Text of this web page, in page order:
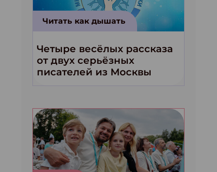
Читать как дышать
Четыре весёлых рассказа
от двух серьёзных
писателей из Москвы